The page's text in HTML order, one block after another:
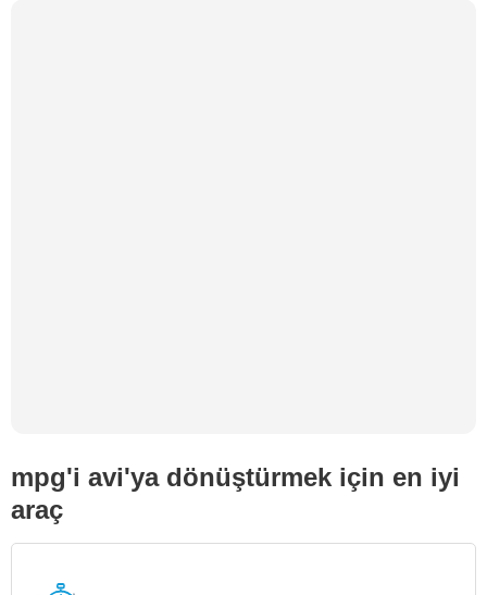
mpg'i avi'ya dönüştürmek için en iyi
araç